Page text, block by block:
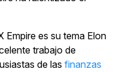
Empire es su tema Elon
trabajo de
de las finanzas